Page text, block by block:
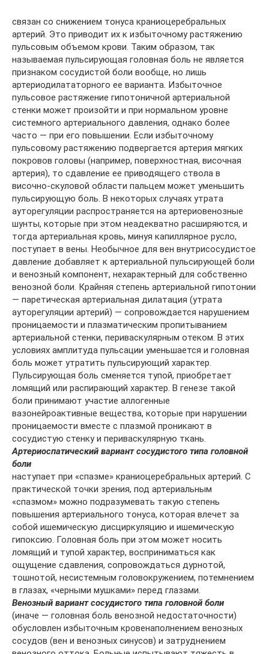
связан со снижением тонуса краниоцеребральных
артерий. Это приводит их к избыточному растяжению
пульсовым объемом крови. Таким образом, так
называемая пульсирующая головная боль не является
признаком сосудистой боли вообще, но лишь
артериодилататорного ее варианта. Избыточное
пульсовое растяжение гипотоничной артериальной
стенки может произойти и при нормальном уровне
системного артериального давления, однако более
часто — при его повышении. Если избыточному
пульсовому растяжению подвергается артерия мягких
покровов головы (например, поверхностная, височная
артерия), то сдавление ее приводящего ствола в
височно-скуловой области пальцем может уменьшить
пульсирующую боль. В некоторых случаях утрата
ауторегуляции распространяется на артериовенозные
шунты, которые при этом неадекватно расширяются, и
тогда артериальная кровь, минуя капиллярное русло,
поступает в вены. Необычное для вен внутрисосудистое
давление добавляет к артериальной пульсирующей боли
и венозный компонент, нехарактерный для собственно
венозной боли. Крайняя степень артериальной гипотонии
— паретическая артериальная дилатация (утрата
ауторегуляции артерий) — сопровождается нарушением
проницаемости и плазматическим пропитыванием
артериальной стенки, периваскулярным отеком. В этих
условиях амплитуда пульсации уменьшается и головная
боль может утратить пульсирующий характер.
Пульсирующая боль сменяется тупой, приобретает
ломящий или распирающий характер. В генезе такой
боли принимают участие аллогенные
вазонейроактивные вещества, которые при нарушении
проницаемости вместе с плазмой проникают в
сосудистую стенку и периваскулярную ткань.
Артериоспатический вариант сосудистого типа головной
боли
наступает при «спазме» краниоцеребральных артерий. С
практической точки зрения, под артериальным
«спазмом» можно подразумевать такую степень
повышения артериального тонуса, которая влечет за
собой ишемическую дисциркуляцию и ишемическую
гипоксию. Головная боль при этом может носить
ломящий и тупой характер, восприниматься как
ощущение сдавления, сопровождаться дурнотой,
тошнотой, несистемным головокружением, потемнением
в глазах, «черными мушками» перед глазами.
Венозный вариант сосудистого типа головной боли
(иначе — головная боль венозной недостаточности)
обусловлен избыточным кровенаполнением венозных
сосудов (вен и венозных синусов) и затруднением